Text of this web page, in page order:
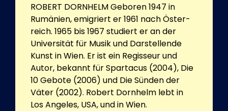
ROBERT DORNHELM Geboren 1947 in
Rumänien, emigriert er 1961 nach Öster-
reich. 1965 bis 1967 studiert er an der
Universität für Musik und Darstellende
Kunst in Wien. Er ist ein Regisseur und
Autor, bekannt für Spartacus (2004), Die
10 Gebote (2006) und Die Sünden der
Väter (2002). Robert Dornhelm lebt in
Los Angeles, USA, und in Wien.